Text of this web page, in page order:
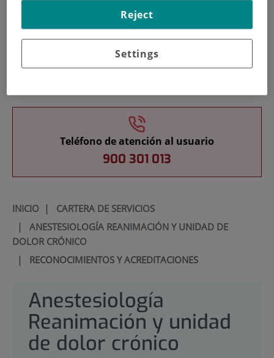
Teléfono de atención al usuario
900 301 013
INICIO| CARTERA DE SERVICIOS
| ANESTESIOLOGÍA REANIMACIÓN Y UNIDAD DE
DOLOR CRÓNICO
| RECONOCIMIENTOS Y ACREDITACIONES
Anestesiología
Reanimación y unidad
de dolor crónico
Settings
Reject